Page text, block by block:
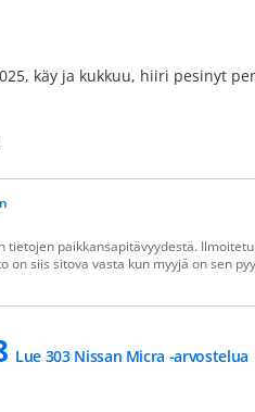
käy ja kukkuu, hiiri pesinyt
paikkansapitävyydestä.
siis sitova vasta kun myyjä on sen
Lue 303 Nissan Micra -arvostelua